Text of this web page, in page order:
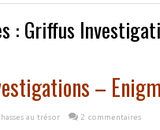
: Griffus
–
au trésor 2 commentaires